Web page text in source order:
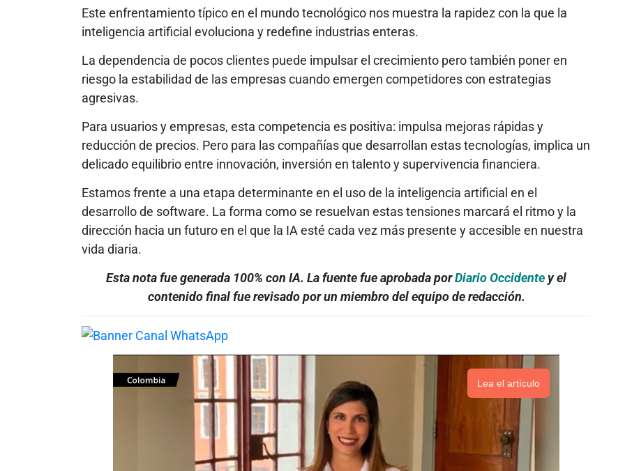
Este enfrentamiento típico en el mundo tecnológico nos muestra la rapidez con la que la
inteligencia artificial evoluciona y redefine industrias enteras.
La dependencia de pocos clientes puede impulsar el crecimiento pero también poner en
riesgo la estabilidad de las empresas cuando emergen competidores con estrategias
agresivas.
Para usuarios y empresas, esta competencia es positiva: impulsa mejoras rápidas y
reducción de precios. Pero para las compañías que desarrollan estas tecnologías, implica un
delicado equilibrio entre innovación, inversión en talento y supervivencia financiera.
Estamos frente a una etapa determinante en el uso de la inteligencia artificial en el
desarrollo de software. La forma como se resuelvan estas tensiones marcará el ritmo y la
dirección hacia un futuro en el que la IA esté cada vez más presente y accesible en nuestra
vida diaria.
Esta nota fue generada 100% con IA. La fuente fue aprobada porDiario Occidentey el
contenido final fue revisado por un miembro del equipo de redacción.
Lea el artículo